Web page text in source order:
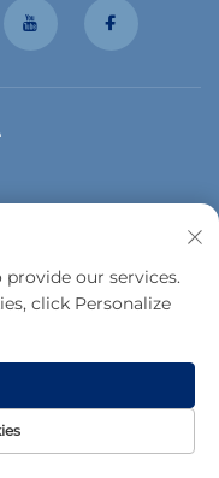
our services.
click Personalize